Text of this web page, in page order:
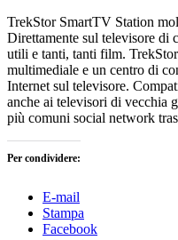
TrekStor SmartTV Station
Direttamente sul televisore di
utili e tanti, tanti film.
multimediale e un centro di
Internet sul televisore.
anche ai televisori di vecchia
più comuni social network
Per condividere:
E-mail
Stampa
Facebook